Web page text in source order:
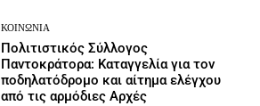
ΚΟΙΝΩΝΙΑ
Πολιτιστικός Σύλλογος
Παντοκράτορα: Καταγγελία για τον
ποδηλατόδρομο και αίτημα ελέγχου
από τις αρμόδιες Αρχές